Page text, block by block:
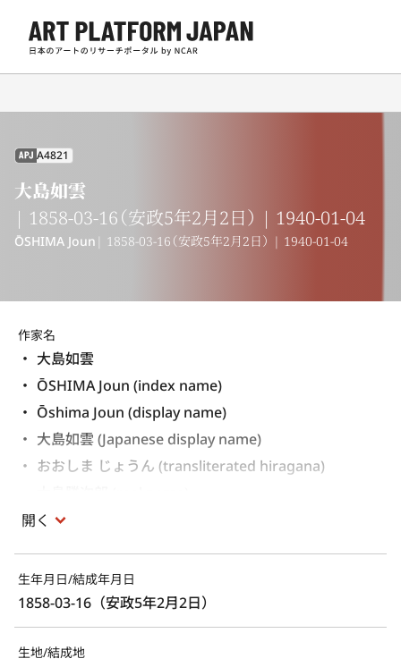
APJ A4821
大島如雲
| 1858-03-16（安政5年2月2日） | 1940-01-04
ŌSHIMA Joun | 1858-03-16（安政5年2月2日） | 1940-01-04
作家名
大島如雲
ŌSHIMA Joun (index name)
Ōshima Joun (display name)
大島如雲 (Japanese display name)
おおしま じょうん (transliterated hiragana)
開く
生年月日/結成年月日
1858-03-16（安政5年2月2日）
生地/結成地